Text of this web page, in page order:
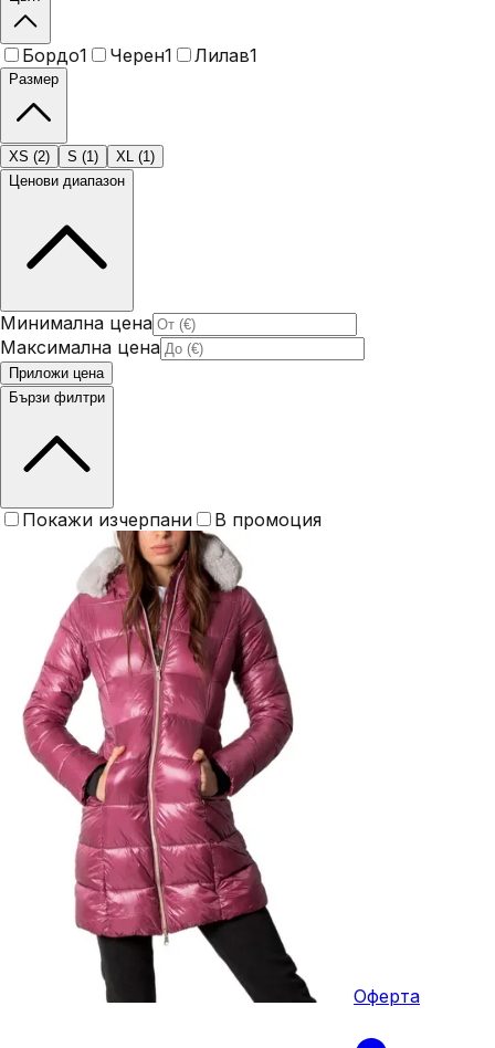
Бордо1 Черен1 Лилав1
Размер
XS (2) S (1) XL (1)
Ценови диапазон
Минимална цена
Максимална цена
Приложи цена
Бързи филтри
Покажи изчерпани В промоция
Оферта